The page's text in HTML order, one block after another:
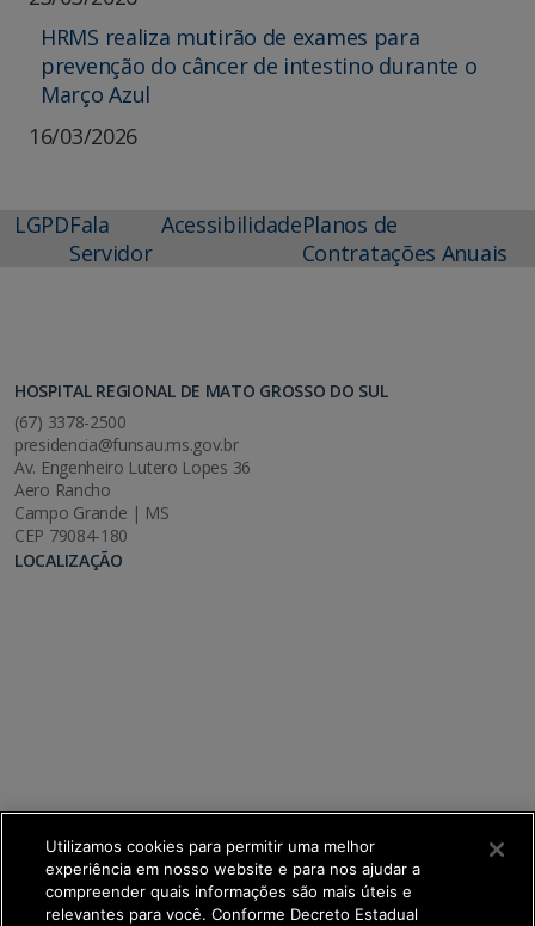
HRMS realiza mutirão de exames para
prevenção do câncer de intestino durante o
Março Azul
16/03/2026
LGPDFala
Servidor
AcessibilidadePlanos de
Contratações Anuais
HOSPITAL REGIONAL DE MATO GROSSO DO SUL
(67) 3378-2500
presidencia@funsau.ms.gov.br
Av. Engenheiro Lutero Lopes 36
Aero Rancho
Campo Grande | MS
CEP 79084-180
LOCALIZAÇÃO
Utilizamos cookies para permitir uma melhor
experiência em nosso website e para nos ajudar a
compreender quais informações são mais úteis e
relevantes para você. Conforme Decreto Estadual